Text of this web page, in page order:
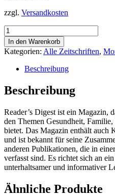
war:
ist:
zzgl. Versandkosten
Readers
Digest
Menge
In den Warenkorb
Kategorien: Alle Zeitschriften,
Beschreibung
Beschreibung
Reader’s Digest ist ein Magazin,
den Themen Gesundheit,
bietet. Das Magazin enthält auch
und ist bekannt für seine
anderen Publikationen, die in
verfasst sind. Es richtet sich an
unterhaltsamer und informativer
Ähnliche Produkte